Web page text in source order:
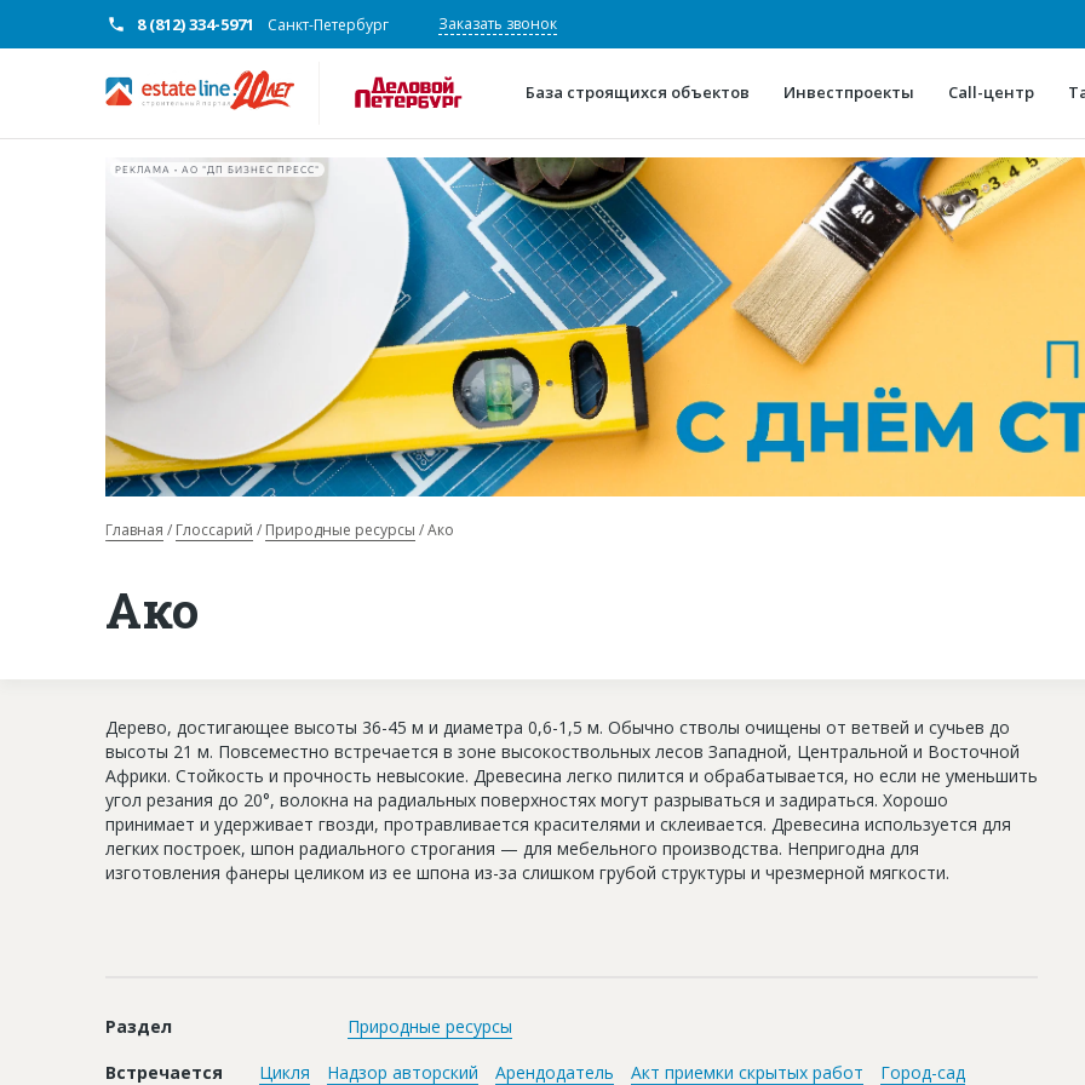
8 (812) 334-5971 Санкт-Петербург Заказать звонок
База строящихся объектов Инвестпроекты Call-центр
О проекте
Конкурентные
Горячие
Глоссарий
РЕКЛАМА • АО "ДП БИЗНЕС ПРЕСС"
Главная Глоссарий Природные ресурсы Ако
Ако
Дерево, достигающее высоты 36-45 м и диаметра 0,6-1,5 м. Обычно стволы очищены от ветвей и сучьев до
высоты 21 м. Повсеместно встречается в зоне высокоствольных лесов Западной, Центральной и Восточной
Африки. Стойкость и прочность невысокие. Древесина легко пилится и обрабатывается, но если не уменьшить
угол резания до 20°, волокна на радиальных поверхностях могут разрываться и задираться. Хорошо
принимает и удерживает гвозди, протравливается красителями и склеивается. Древесина используется для
легких построек, шпон радиального строгания — для мебельного производства. Непригодна для
изготовления фанеры целиком из ее шпона из-за слишком грубой структуры и чрезмерной мягкости.
Раздел
Природные ресурсы
Встречается
Цикля Надзор авторский Арендодатель Акт приемки скрытых работ
Город-сад